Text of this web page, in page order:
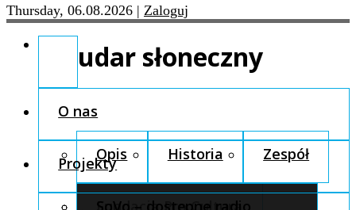
Thursday, 06.08.2026 | Zaloguj
O nas
Opis Historia Zespół
Fundacja Pro Cultura
Projekty
SoVo – dostępne radio
udar słoneczny